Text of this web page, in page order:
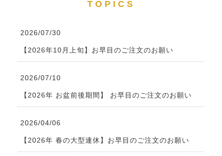
TOPICS
2026/07/30
【2026年10月上旬】お早目のご注文のお願い
2026/07/10
【2026年 お盆前後期間】 お早目のご注文のお願い
2026/04/06
【2026年 春の大型連休】お早目のご注文のお願い